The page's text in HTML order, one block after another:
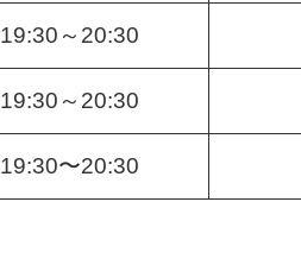
19:30～20:30
19:30～20:30
19:30〜20:30